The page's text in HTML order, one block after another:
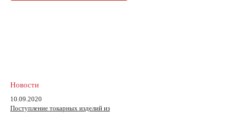
Новости
10.09.2020
Поступление токарных изделий из